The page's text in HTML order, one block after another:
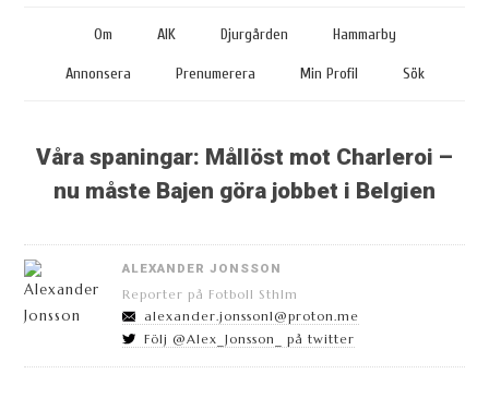
Om AIK Djurgården Hammarby
Annonsera Prenumerera Min Profil Sök
Våra spaningar: Mållöst mot Charleroi –
nu måste Bajen göra jobbet i Belgien
ALEXANDER JONSSON
Reporter på Fotboll Sthlm
alexander.jonsson1@proton.me
Följ @Alex_Jonsson_ på twitter